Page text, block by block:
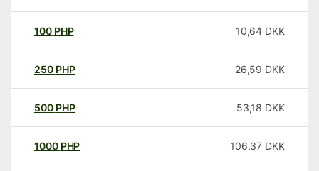
100 PHP 10,64 DKK
250 PHP 26,59 DKK
500 PHP 53,18 DKK
1000 PHP 106,37 DKK